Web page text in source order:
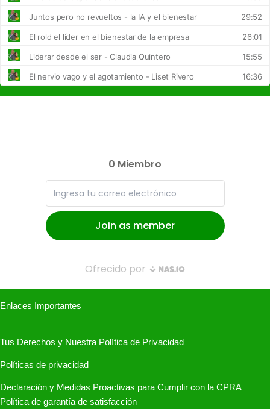
Enlaces Importantes
Tus Derechos y Nuestra Política de Privacidad
Políticas de privacidad
Declaración y Medidas Proactivas para Cumplir con la CPRA
Política de garantía de satisfacción